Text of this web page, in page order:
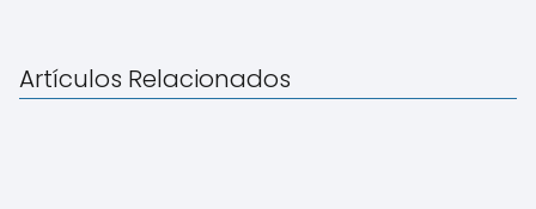
Artículos Relacionados